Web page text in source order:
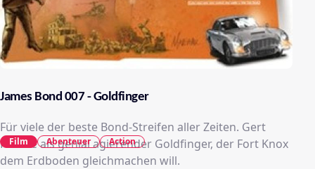
James Bond 007 - Goldfinger
Für viele der beste Bond-Streifen aller Zeiten. Gert
Froebe als genial agierender Goldfinger, der Fort Knox
dem Erdboden gleichmachen will.
Film Abenteuer Action